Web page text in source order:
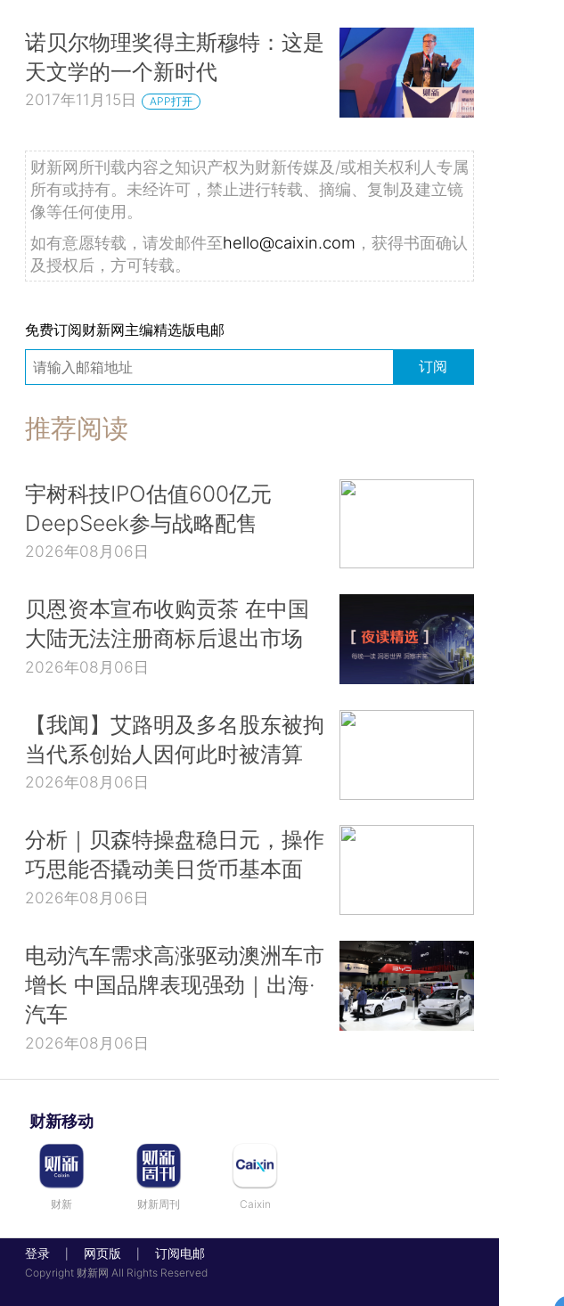
诺贝尔物理奖得主斯穆特：这是
天文学的一个新时代
2017年11月15日 APP打开
财新网所刊载内容之知识产权为财新传媒及/或相关权利人专属
所有或持有。未经许可，禁止进行转载、摘编、复制及建立镜
像等任何使用。
如有意愿转载，请发邮件至hello@caixin.com ，获得书面确认
及授权后，方可转载。
免费订阅财新网主编精选版电邮
订阅
推荐阅读
宇树科技IPO估值600亿元
DeepSeek参与战略配售
2026年08月06日
贝恩资本宣布收购贡茶 在中国
大陆无法注册商标后退出市场
2026年08月06日
【我闻】艾路明及多名股东被拘
当代系创始人因何此时被清算
2026年08月06日
分析｜贝森特操盘稳日元，操作
巧思能否撬动美日货币基本面
2026年08月06日
电动汽车需求高涨驱动澳洲车市
增长 中国品牌表现强劲｜出海·
汽车
2026年08月06日
财新移动
财新 财新周刊 Caixin
登录 网页版 订阅电邮
Copyright 财新网 All Rights Reserved